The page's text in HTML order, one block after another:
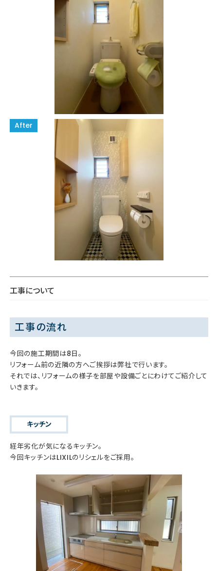
工事について
工事の流れ
今回の施工期間は8日。
リフォーム前の近隣の方へご挨拶は弊社で行います。
それでは、リフォームの様子を部屋や設備ごとにわけてご紹介して
いきます。
キッチン
経年劣化が気になるキッチン。
今回キッチンはLIXILのリシェルをご採用。